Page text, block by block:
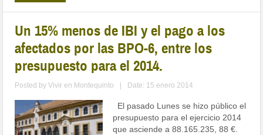
Un 15% menos de IBI y el pago a los
afectados por las BPO-6, entre los
presupuesto para el 2014.
Posted byVivir en Montequinto Date: 15 enero 2014
El pasado Lunes se hizo público el
presupuesto para el ejercicio 2014
que asciende a 88.165.235, 88 €.